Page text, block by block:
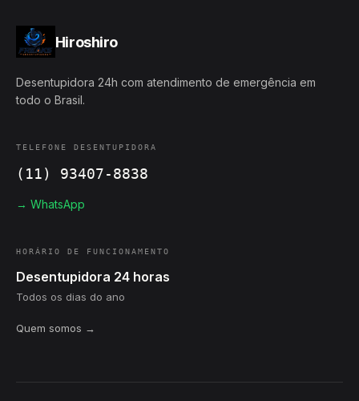
Hiroshiro
Desentupidora 24h com atendimento de emergência em
todo o Brasil.
TELEFONE DESENTUPIDORA
(11) 93407-8838
→ WhatsApp
HORÁRIO DE FUNCIONAMENTO
Desentupidora 24 horas
Todos os dias do ano
Quem somos →